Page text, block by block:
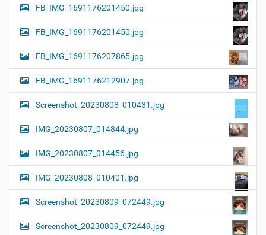
FB_IMG_1691176201450.jpg
FB_IMG_1691176201450.jpg
FB_IMG_1691176207865.jpg
FB_IMG_1691176212907.jpg
Screenshot_20230808_010431.jpg
IMG_20230807_014844.jpg
IMG_20230807_014456.jpg
IMG_20230808_010401.jpg
Screenshot_20230809_072449.jpg
Screenshot_20230809_072449.jpg